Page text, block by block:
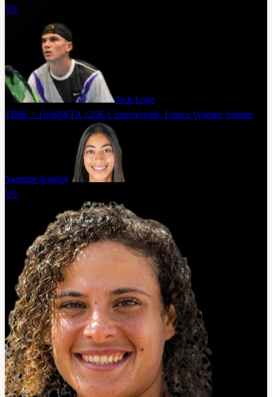
VS
Jack Loge
TIME // 16:00WTA 125K Contrexeville, France Women Singles
Yasmine Kabbaj
VS